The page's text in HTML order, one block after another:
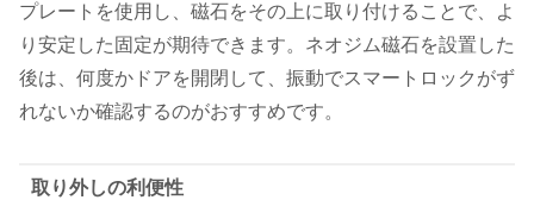
プレートを使用し、磁石をその上に取り付けることで、よ
り安定した固定が期待できます。ネオジム磁石を設置した
後は、何度かドアを開閉して、振動でスマートロックがず
れないか確認するのがおすすめです。
取り外しの利便性